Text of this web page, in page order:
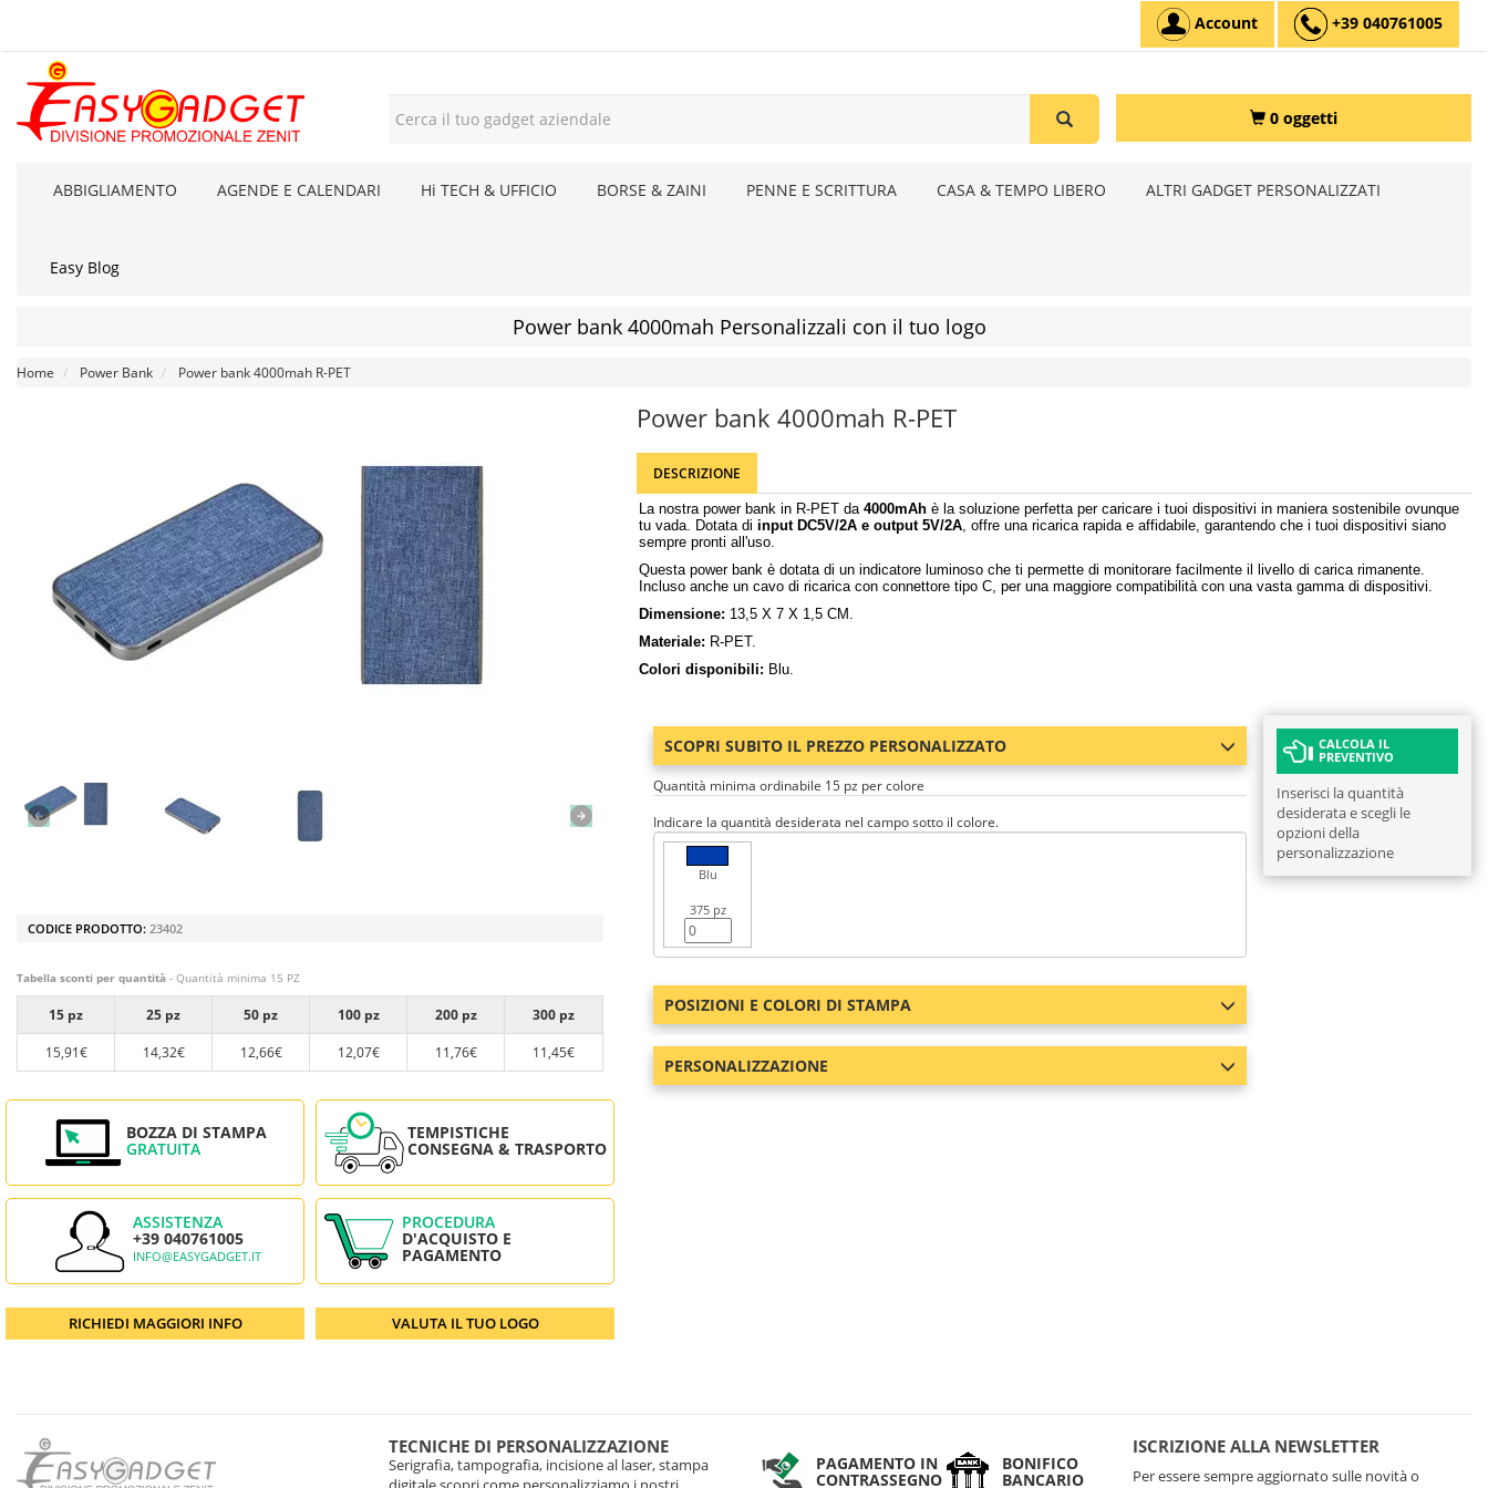
Account +39 040761005
0 oggetti
ABBIGLIAMENTO AGENDE E CALENDARI Hi TECH & UFFICIO BORSE & ZAINI PENNE E SCRITTURA CASA & TEMPO LIBERO ALTRI GADGET PERSONALIZZATI
Easy Blog
Power bank 4000mah Personalizzali con il tuo logo
Home Power Bank Power bank 4000mah R-PET
CODICE PRODOTTO: 23402
Tabella sconti per quantità - Quantità minima 15 PZ
15 pz 25 pz 50 pz 100 pz 200 pz
300 pz
15,91€
14,32€ 12,66€ 12,07€ 11,76€ 11,45€
BOZZA DI STAMPA
GRATUITA
TEMPISTICHE
CONSEGNA & TRASPORTO
ASSISTENZA
+39 040761005
INFO@EASYGADGET.IT
PROCEDURA
D'ACQUISTO E
PAGAMENTO
RICHIEDI MAGGIORI INFO VALUTA IL TUO LOGO
Power bank 4000mah R-PET
DESCRIZIONE
La nostra power bank in R-PET da 4000mAh è la soluzione perfetta per caricare i tuoi dispositivi in ​​maniera sostenibile ovunque
tu vada. Dotata di input DC5V/2A e output 5V/2A, offre una ricarica rapida e affidabile, garantendo che i tuoi dispositivi siano
sempre pronti all'uso.
Questa power bank è dotata di un indicatore luminoso che ti permette di monitorare facilmente il livello di carica rimanente.
Incluso anche un cavo di ricarica con connettore tipo C, per una maggiore compatibilità con una vasta gamma di dispositivi.
Dimensione: 13,5 X 7 X 1,5 CM.
Materiale: R-PET.
Colori disponibili: Blu.
SCOPRI SUBITO IL PREZZO PERSONALIZZATO
Quantità minima ordinabile 15 pz per colore
Indicare la quantità desiderata nel campo sotto il colore.
Blu
375 pz
POSIZIONI E COLORI DI STAMPA
PERSONALIZZAZIONE
CALCOLA IL
PREVENTIVO
Inserisci la quantità
desiderata e scegli le
opzioni della
personalizzazione
TECNICHE DI PERSONALIZZAZIONE
Serigrafia, tampografia, incisione al laser, stampa
PAGAMENTO IN
CONTRASSEGNO
BONIFICO
BANCARIO
ISCRIZIONE ALLA NEWSLETTER
Per essere sempre aggiornato sulle novità o